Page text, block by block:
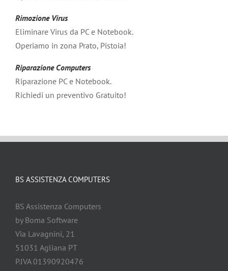
Rimozione Virus
Eliminare Virus da PC e Notebook.
Operiamo in zona Prato, Pistoia!
Riparazione Computers
Riparazione PC e Notebook.
Richiedi un preventivo Gratuito!
BS ASSISTENZA COMPUTERS
BS Assistenza Computers
by Boma Software
Via Lavagnini, 21
51031 Agliana PT
P.IVA 01390920476